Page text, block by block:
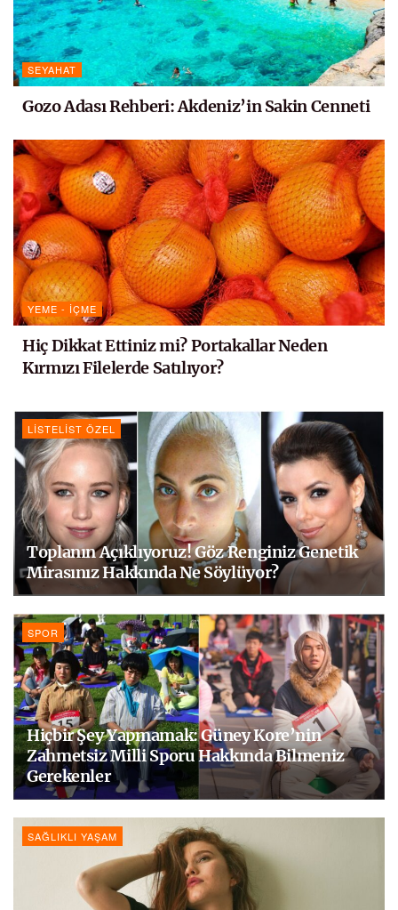
SEYAHAT
Gozo Adası Rehberi: Akdeniz’in Sakin Cenneti
YEME - İÇME
Hiç Dikkat Ettiniz mi? Portakallar Neden
Kırmızı Filelerde Satılıyor?
LISTELIST ÖZEL
Toplanın Açıklıyoruz! Göz Renginiz Genetik
Mirasınız Hakkında Ne Söylüyor?
SPOR
Hiçbir Şey Yapmamak: Güney Kore’nin
Zahmetsiz Milli Sporu Hakkında Bilmeniz
Gerekenler
SAĞLIKLI YAŞAM